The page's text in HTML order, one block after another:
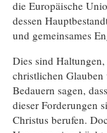
die Europäische
dessen
und gemeinsames
Dies sind
christlichen Glauben
Bedauern sagen,
dieser Forderungen
Christus berufen.